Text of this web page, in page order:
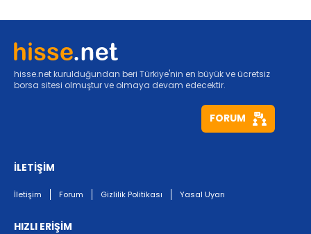
hisse.net kurulduğundan beri Türkiye'nin en büyük ve ücretsiz
borsa sitesi olmuştur ve olmaya devam edecektir.
FORUM
İLETİŞİM
İletişim Forum Gizlilik Politikası Yasal Uyarı
HIZLI ERİŞİM